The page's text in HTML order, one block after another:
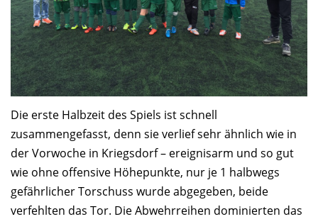
Die erste Halbzeit des Spiels ist schnell
zusammengefasst, denn sie verlief sehr ähnlich wie in
der Vorwoche in Kriegsdorf – ereignisarm und so gut
wie ohne offensive Höhepunkte, nur je 1 halbwegs
gefährlicher Torschuss wurde abgegeben, beide
verfehlten das Tor. Die Abwehrreihen dominierten das